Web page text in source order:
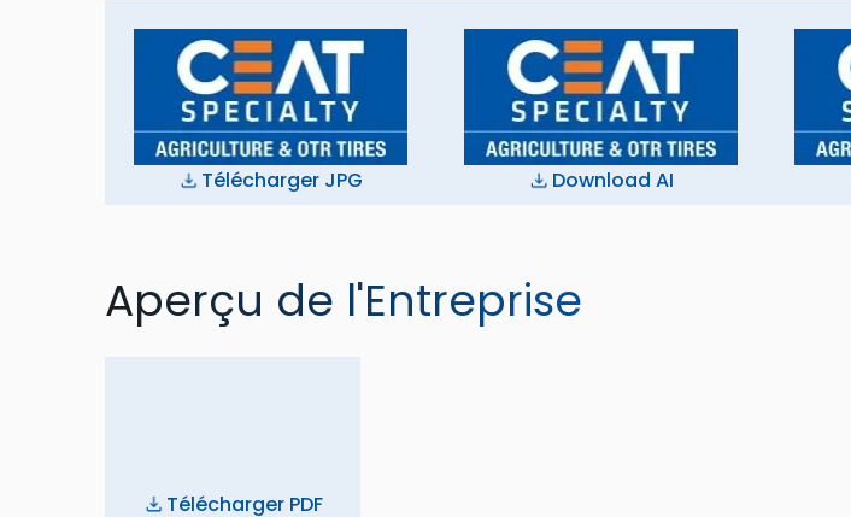
Télécharger JPG Download AI
Aperçu de l'Entreprise
Télécharger PDF